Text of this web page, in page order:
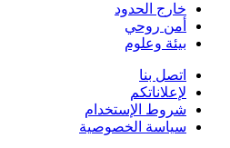
خارج الحدود
أمن روحي
بيئة وعلوم
اتصل بنا
لإعلاناتكم
شروط الإستخدام
سياسة الخصوصية